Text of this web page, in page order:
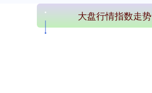
容加载完成
大盘行情指数走势